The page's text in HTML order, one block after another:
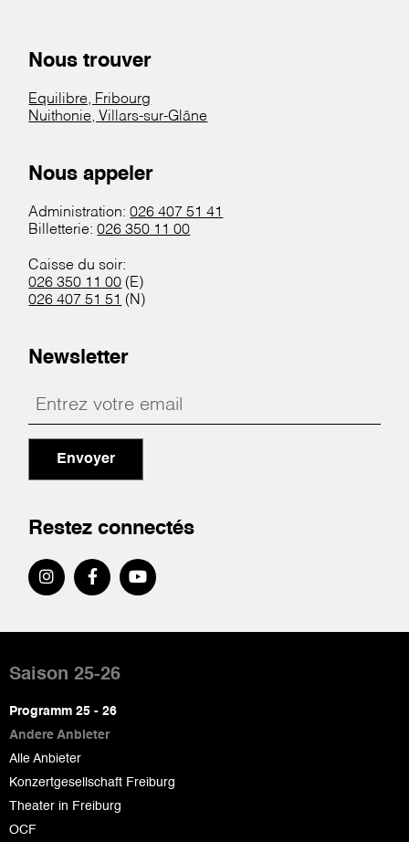
Nous trouver
Equilibre, Fribourg
Nuithonie, Villars-sur-Glâne
Nous appeler
Administration:026 407 51 41
Billetterie:026 350 11 00
Caisse du soir:
026 350 11 00 (E)
026 407 51 51 (N)
Newsletter
Envoyer
Restez connectés
de
page
Saison 25-26
Programm 25 - 26
Andere Anbieter
Alle Anbieter
Konzertgesellschaft Freiburg
Theater in Freiburg
OCF